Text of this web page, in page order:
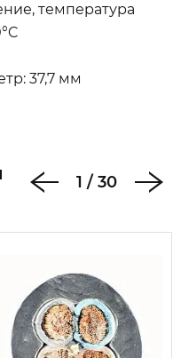
температура
37,7 мм
1 / 30